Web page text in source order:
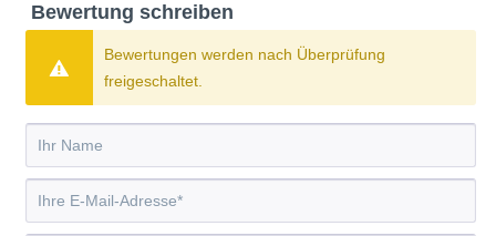
Bewertung schreiben
Bewertungen werden nach Überprüfung
freigeschaltet.